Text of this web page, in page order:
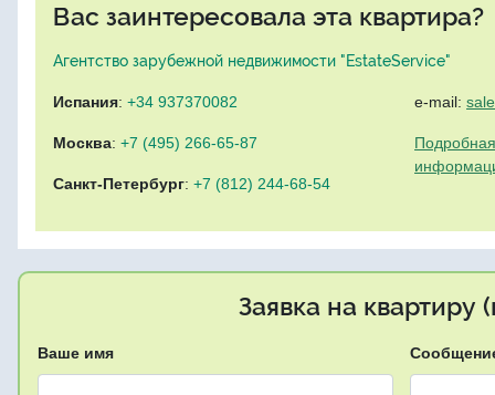
Вас заинтересовала эта квартира?
Агентство зарубежной недвижимости "EstateService"
Испания: +34 937370082
Москва: +7 (495) 266-65-87
Санкт-Петербург: +7 (812) 244-68-54
e-mail:
Заявка на квартиру
Ваше имя